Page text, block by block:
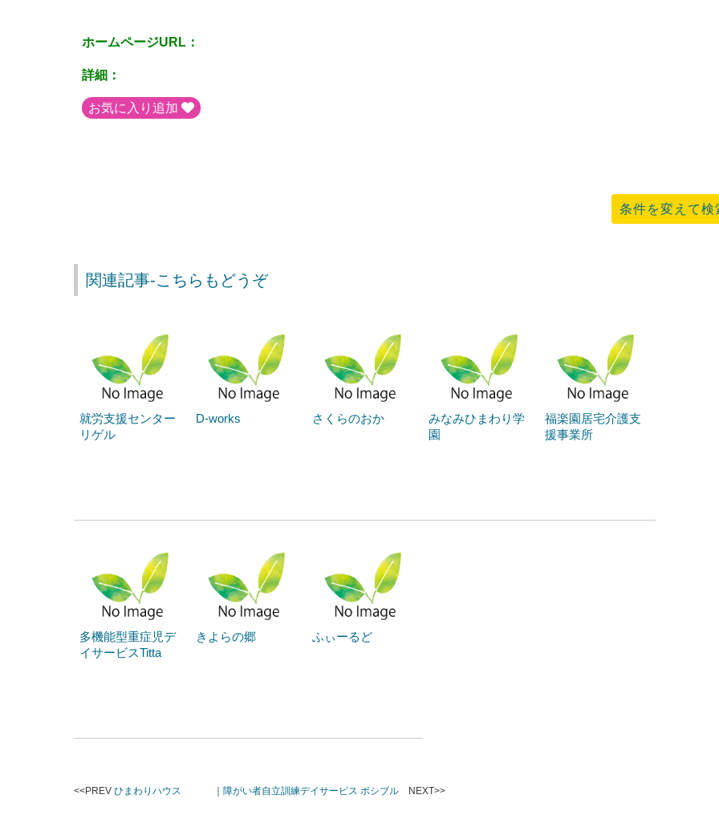
ホームページURL：
詳細：
お気に入り追加
条件を変えて検
関連記事-こちらもどうぞ
就労支援センター
リゲル
D-works さくらのおか
みなみひまわり学
園
福楽園居宅介護支
援事業所
多機能型重症児デ
イサービスTitta
きよらの郷 ふぃーるど
<<PREV ひまわりハウス ｜ 障がい者自立訓練デイサービス ポシブル NEXT>>